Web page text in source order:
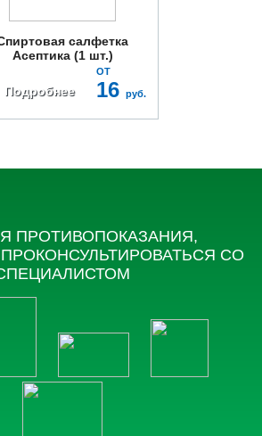
салфетка
Асептика (1 шт.)
Подробнее
ОТ
16 руб.
ПРОТИВОПОКАЗАНИЯ,
СО